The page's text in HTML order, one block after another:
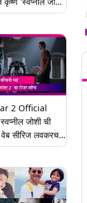
2 Official
जोशी ची
वेब सीरिज लवकरच
भेटीला